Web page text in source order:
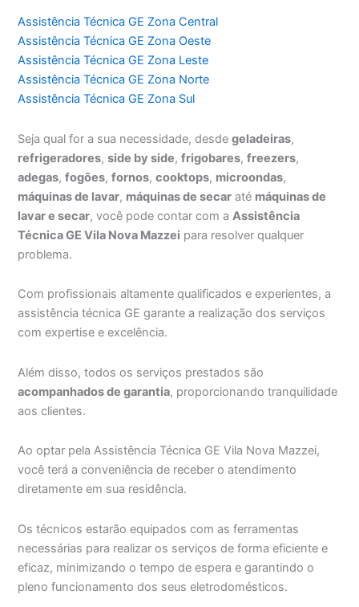
Assistência Técnica GE Zona Central
Assistência Técnica GE Zona Oeste
Assistência Técnica GE Zona Leste
Assistência Técnica GE Zona Norte
Assistência Técnica GE Zona Sul
Seja qual for a sua necessidade, desdegeladeiras,
refrigeradores,side by side,frigobares,freezers,
adegas,fogões,fornos,cooktops, microondas,
máquinas de lavar, máquinas de secar até máquinas de
lavar e secar, você pode contar com a Assistência
Técnica GE Vila Nova Mazzei para resolver qualquer
problema.
Com profissionais altamente qualificados e experientes, a
assistência técnica GE garante a realização dos serviços
com expertise e excelência.
Além disso, todos os serviços prestados são
acompanhados de garantia, proporcionando tranquilidade
aos clientes.
Ao optar pela Assistência Técnica GE Vila Nova Mazzei,
você terá a conveniência de receber o atendimento
diretamente em sua residência.
Os técnicos estarão equipados com as ferramentas
necessárias para realizar os serviços de forma eficiente e
eficaz, minimizando o tempo de espera e garantindo o
pleno funcionamento dos seus eletrodomésticos.